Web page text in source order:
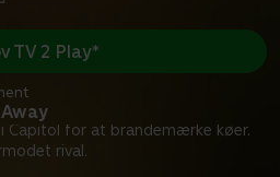
Away
i Capitol for at brandemærke køer.
rival.
TV 2 Play*